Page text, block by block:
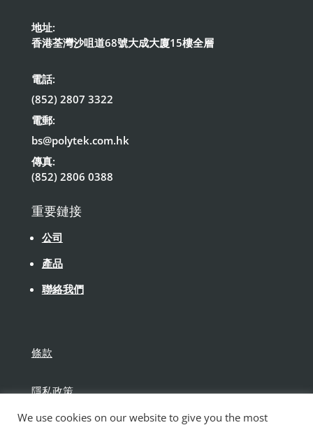
地址:
香港荃灣沙咀道68號大成大廈15樓全層
電話:
(852) 2807 3322
電郵:
bs@polytek.com.hk
傳真:
(852) 2806 0388
重要鏈接
公司
產品
聯絡我們
條款
隱私政策
We use cookies on our website to give you the most